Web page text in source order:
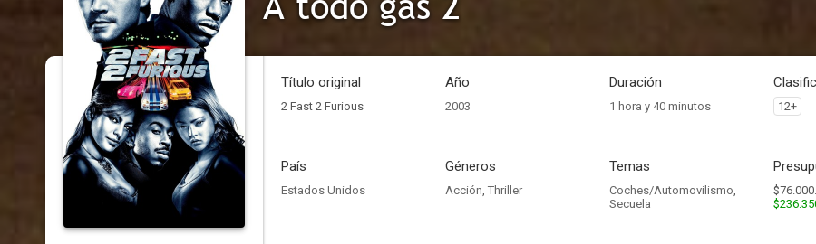
Título original
2 Fast 2 Furious
Año
2003
Duración
1 hora y 40 minutos 12+
País
Estados Unidos
Géneros
Acción, Thriller
Temas
Coches/Automovilismo,
Secuela